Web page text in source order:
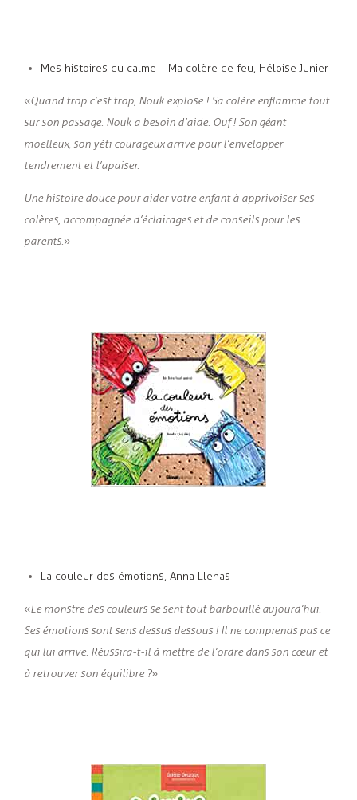
Mes histoires du calme – Ma colère de feu, Héloise Junier
«Quand trop c’est trop, Nouk explose ! Sa colère enflamme tout
sur son passage. Nouk a besoin d’aide. Ouf ! Son géant
moelleux, son yéti courageux arrive pour l’envelopper
tendrement et l’apaiser.
Une histoire douce pour aider votre enfant à apprivoiser ses
colères, accompagnée d’éclairages et de conseils pour les
parents. »
La couleur des émotions, Anna Llenas
«Le monstre des couleurs se sent tout barbouillé aujourd’hui.
Ses émotions sont sens dessus dessous ! Il ne comprends pas ce
qui lui arrive. Réussira-t-il à mettre de l’ordre dans son cœur et
à retrouver son équilibre ?»